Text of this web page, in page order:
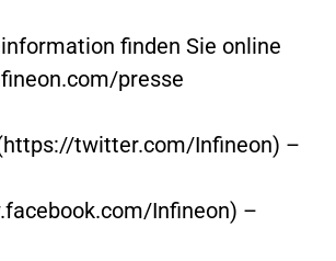
finden Sie online
presse
twitter.com/Infineon) –
Infineon) –